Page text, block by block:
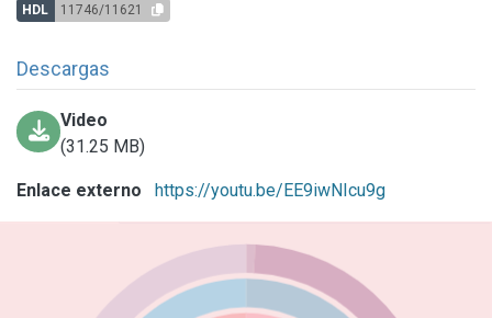
HDL 11746/11621
Descargas
Video
(31.25 MB)
Enlace externo https://youtu.be/EE9iwNIcu9g